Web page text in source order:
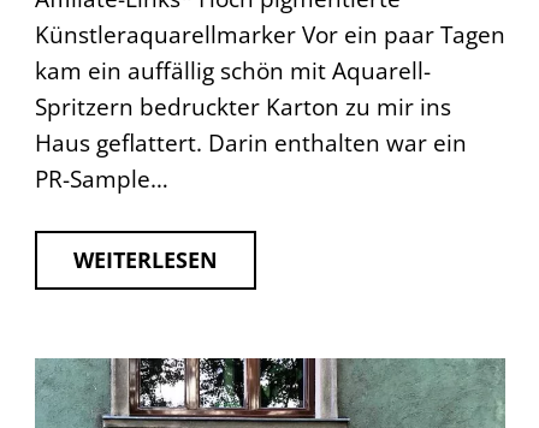
Künstleraquarellmarker Vor ein paar Tagen
kam ein auffällig schön mit Aquarell-
Spritzern bedruckter Karton zu mir ins
Haus geflattert. Darin enthalten war ein
PR-Sample…
WEITERLESEN